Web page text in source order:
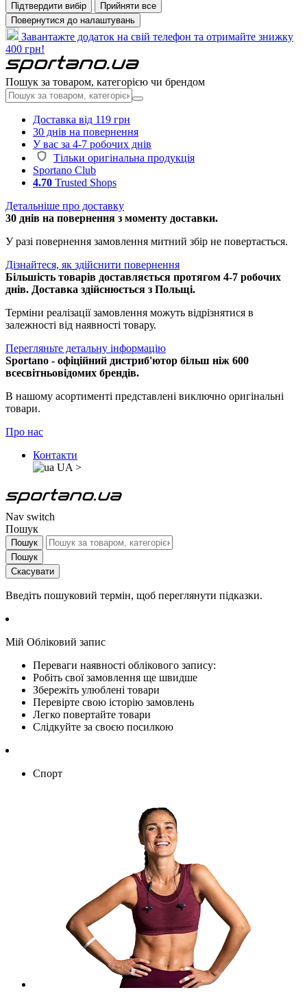
Підтвердити вибір
Прийняти все
Повернутися до налаштувань
Завантажте додаток на свій телефон та отримайте знижку
400 грн!
Пошук за товаром, категорією чи брендом
Доставка від 119 грн
30 днів на повернення
У вас за 4-7 робочих днів
Тільки оригінальна продукція
Sportano Club
4.70 Trusted Shops
Детальніше про доставку
30 днів на повернення з моменту доставки.
У разі повернення замовлення митний збір не повертається.
Дізнайтеся, як здійснити повернення
Більшість товарів доставляється протягом 4-7 робочих
днів. Доставка здійснюється з Польщі.
Терміни реалізації замовлення можуть відрізнятися в
залежності від наявності товару.
Перегляньте детальну інформацію
Sportano - офіційний дистриб'ютор більш ніж 600
всесвітньовідомих брендів.
В нашому асортименті представлені виключно оригінальні
товари.
Про нас
Контакти
UA >
Nav switch
Пошук
Пошук
Пошук
Скасувати
Введіть пошуковий термін, щоб переглянути підказки.
Мій Обліковий запис
Переваги наявності облікового запису:
Робіть свої замовлення ще швидше
Збережіть улюблені товари
Перевірте свою історію замовлень
Легко повертайте товари
Слідкуйте за своєю посилкою
Спорт